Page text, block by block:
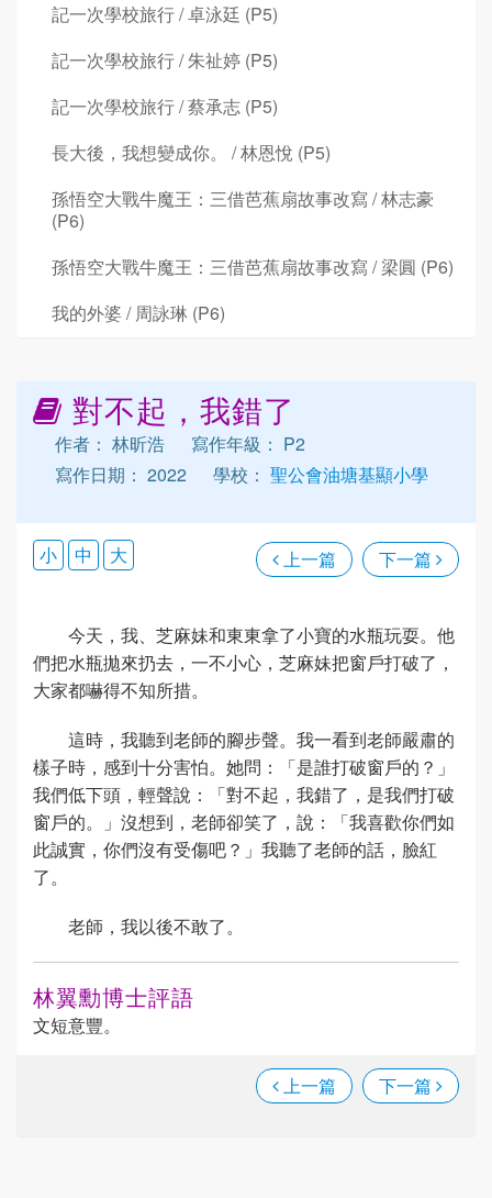
記一次學校旅行 / 卓泳廷 (P5)
記一次學校旅行 / 朱祉婷 (P5)
記一次學校旅行 / 蔡承志 (P5)
長大後，我想變成你。 / 林恩悅 (P5)
孫悟空大戰牛魔王：三借芭蕉扇故事改寫 / 林志豪
(P6)
孫悟空大戰牛魔王：三借芭蕉扇故事改寫 / 梁圓 (P6)
我的外婆 / 周詠琳 (P6)
對不起，我錯了
作者： 林昕浩
寫作年級： P2
寫作日期： 2022
學校： 聖公會油塘基顯小學
上一篇 下一篇
小 中 大
今天，我、芝麻妹和東東拿了小寶的水瓶玩耍。他
們把水瓶拋來扔去，一不小心，芝麻妹把窗戶打破了，
大家都嚇得不知所措。
這時，我聽到老師的腳步聲。我一看到老師嚴肅的
樣子時，感到十分害怕。她問：「是誰打破窗戶的？」
我們低下頭，輕聲說：「對不起，我錯了，是我們打破
窗戶的。」沒想到，老師卻笑了，說：「我喜歡你們如
此誠實，你們沒有受傷吧？」我聽了老師的話，臉紅
了。
老師，我以後不敢了。
林翼勳博士評語
文短意豐。
上一篇 下一篇